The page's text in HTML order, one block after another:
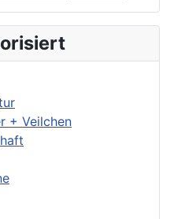
+ Veilchen